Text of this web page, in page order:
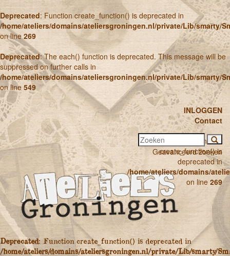
Deprecated: Function create_function() is deprecated in
/home/ateliers/domains/ateliersgroningen.nl/private/Lib/smarty/
on line269
Deprecated: The each() function is deprecated. This message will be
suppressed on further calls in
/home/ateliers/domains/ateliersgroningen.nl/private/Lib/smarty/
on line 549
INLOGGEN
Contact
Deprecated
: Function
create_function() is
deprecated in
/home/ateliers/domains/
on line 269
Geavanceerd zoeken
Deprecated: Function create_function() is deprecated in
/home/ateliers/domains/ateliersgroningen.nl/private/Lib/smarty/